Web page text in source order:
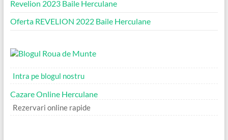
Revelion 2023 Baile Herculane
Oferta REVELION 2022 Baile Herculane
Intra pe blogul nostru
Cazare Online Herculane
Rezervari online rapide